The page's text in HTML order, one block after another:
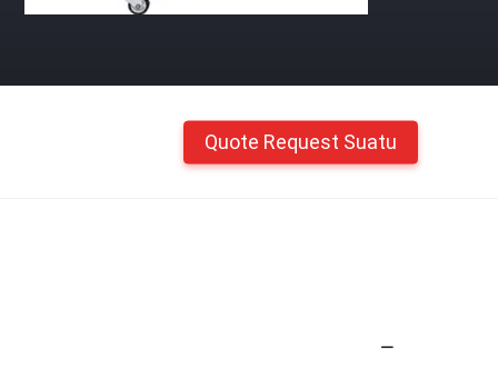
Quote Request Suatu